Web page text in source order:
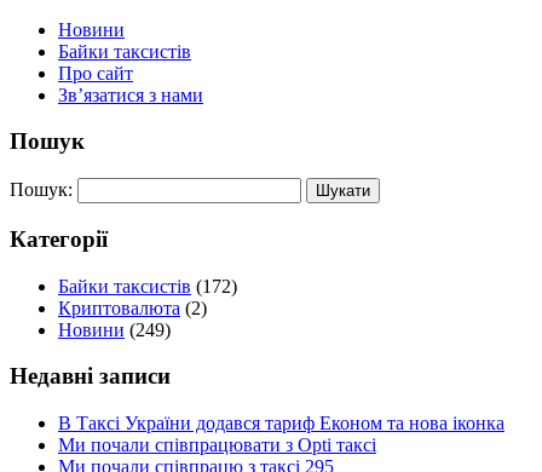
Новини
Байки таксистів
Про сайт
Зв’язатися з нами
Пошук
Пошук:
Категорії
Байки таксистів (172)
Криптовалюта (2)
Новини (249)
Недавні записи
В Таксі України додався тариф Економ та нова іконка
Ми почали співпрацювати з Opti таксі
Ми почали співпрацю з таксі 295